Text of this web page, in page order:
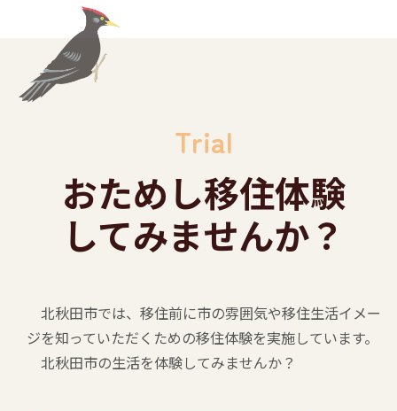
Trial
おためし移住体験
してみませんか？
北秋田市では、 移住前に市の雰囲気や移住生活イメー
ジを知っていただくための移住体験を実施しています。
北秋田市の生活を体験してみませんか？